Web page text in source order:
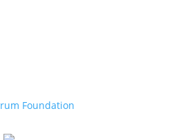
Foundation